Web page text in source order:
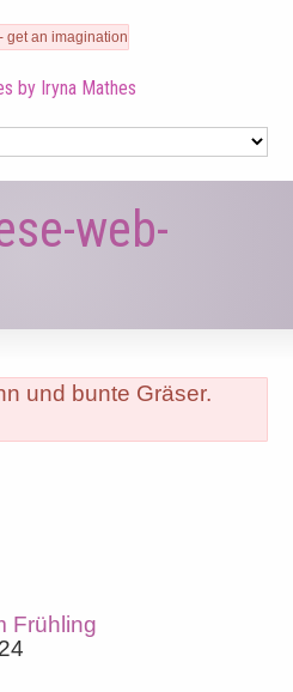
by Iryna Mathes
web-
Frühling